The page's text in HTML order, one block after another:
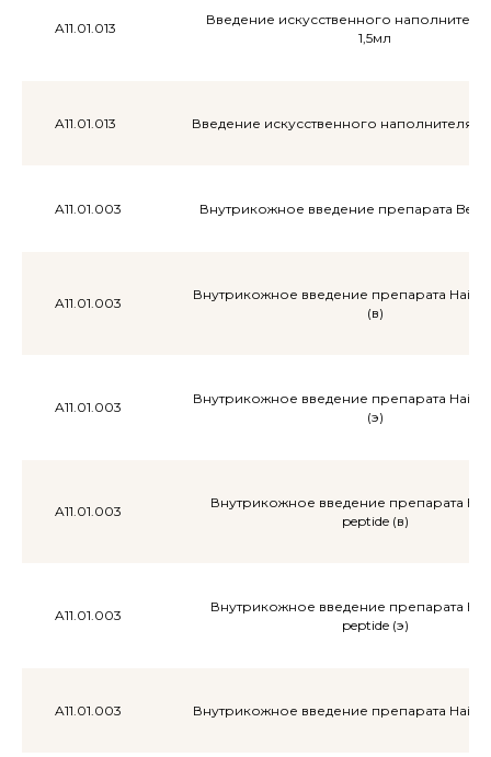
A11.01.013
Введение искусственного наполнителя
1,5мл
A11.01.013 Введение искусственного наполнителя
A11.01.003 Внутрикожное введение препарата
A11.01.003
Внутрикожное введение препарата Hair X
(в)
A11.01.003
Внутрикожное введение препарата Hair X
(э)
A11.01.003
Внутрикожное введение препарата
peptide (в)
A11.01.003
Внутрикожное введение препарата
peptide (э)
A11.01.003 Внутрикожное введение препарата Hair X
Другие